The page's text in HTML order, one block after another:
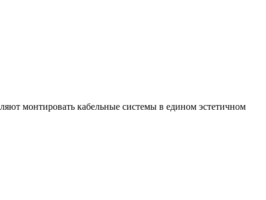
монтировать кабельные системы в едином эстетичном